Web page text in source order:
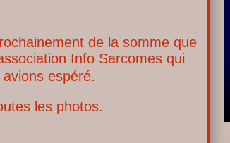
de la somme que
Info Sarcomes qui
espéré.
les photos.